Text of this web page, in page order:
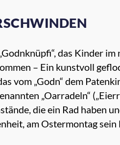
das Kinder
– Ein kunstvoll
vom „Godn“ dem
„Oarradeln“
die ein Rad haben
am Ostermontag